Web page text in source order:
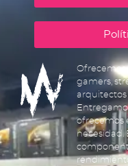
Ofrecemos
gamers,
arquitectos
ofrecemos
necesidad.